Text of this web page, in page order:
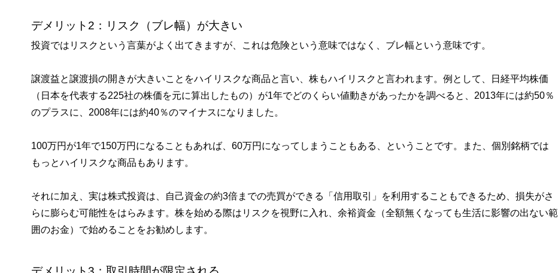
デメリット2：リスク（ブレ幅）が大きい
投資ではリスクという言葉がよく出てきますが、これは危険という意味ではなく、ブレ幅という意味です。
譲渡益と譲渡損の開きが大きいことをハイリスクな商品と言い、株もハイリスクと言われます。例として、日経平均株価
（日本を代表する225社の株価を元に算出したもの）が1年でどのくらい値動きがあったかを調べると、2013年には約50％
のプラスに、2008年には約40％のマイナスになりました。
100万円が1年で150万円になることもあれば、60万円になってしまうこともある、ということです。また、個別銘柄では
もっとハイリスクな商品もあります。
それに加え、実は株式投資は、自己資金の約3倍までの売買ができる「信用取引」を利用することもできるため、損失がさ
らに膨らむ可能性をはらみます。株を始める際はリスクを視野に入れ、余裕資金（全額無くなっても生活に影響の出ない範
囲のお金）で始めることをお勧めします。
デメリット3：取引時間が限定される